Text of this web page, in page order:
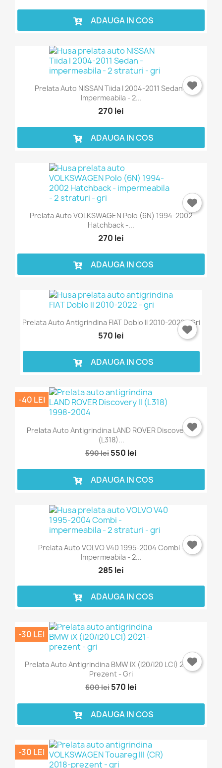
ADAUGA IN COS
Prelata Auto NISSAN Tiida I 2004-2011 Sedan -
Impermeabila - 2...
270 lei
ADAUGA IN COS
Prelata Auto VOLKSWAGEN Polo (6N) 1994-2002
Hatchback -...
270 lei
ADAUGA IN COS
Prelata Auto Antigrindina FIAT Doblo II 2010-2022 - Gri
570 lei
ADAUGA IN COS
Prelata Auto Antigrindina LAND ROVER Discovery II
(L318)...
590 lei 550 lei
-40 LEI
ADAUGA IN COS
Prelata Auto VOLVO V40 1995-2004 Combi -
Impermeabila - 2...
285 lei
ADAUGA IN COS
Prelata Auto Antigrindina BMW IX (i20/i20 LCI) 2021-
Prezent - Gri
600 lei 570 lei
-30 LEI
ADAUGA IN COS
-30 LEI